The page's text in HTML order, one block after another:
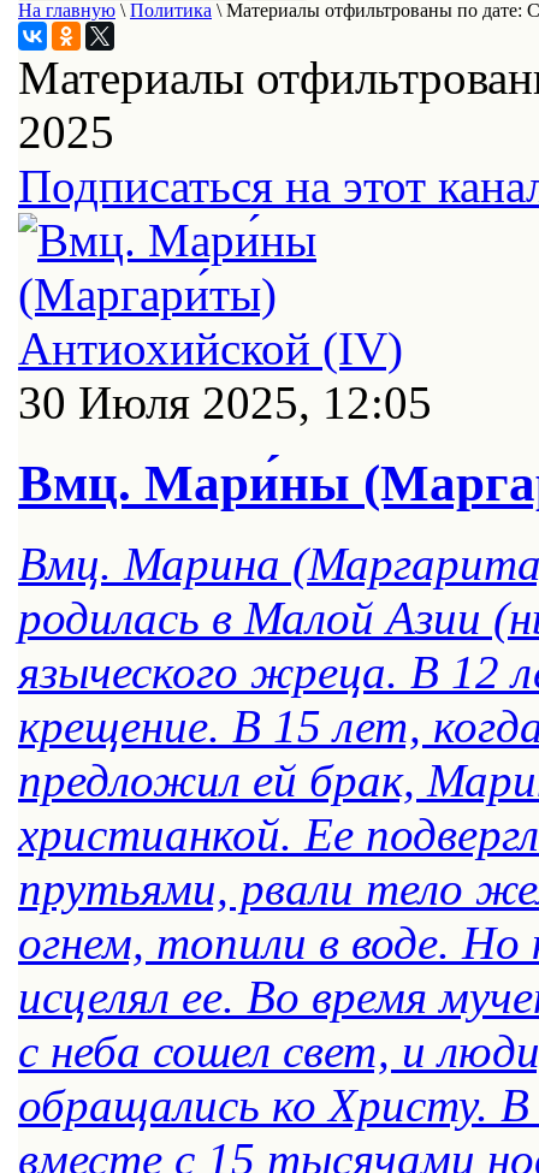
На главную \ Политика \ Материалы отфильтрованы по дате:
Материалы
2025
Подписаться на этот
30 Июля 2025, 12:05
Вмц. Мари́ны
Вмц. Марина
родилась в Малой Азии
языческого жреца. В 12
крещение. В 15 лет,
предложил ей брак,
христианкой. Ее
прутьями, рвали тело
огнем, топили в воде.
исцелял ее. Во время
с неба сошел свет, и
обращались ко Христу. В
вместе с 15 тысячами